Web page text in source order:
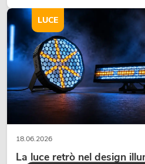
18.06.2026
La luce retrò nel design
LUCE